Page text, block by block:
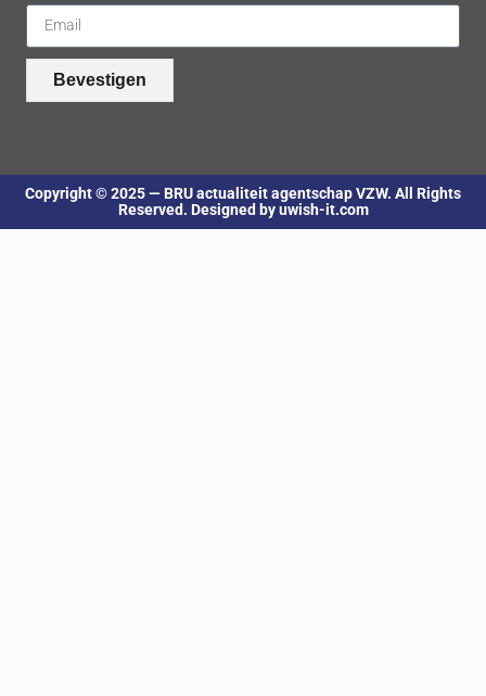
Bevestigen
Copyright © 2025 — BRU actualiteit agentschap VZW. All Rights
Reserved. Designed by uwish-it.com